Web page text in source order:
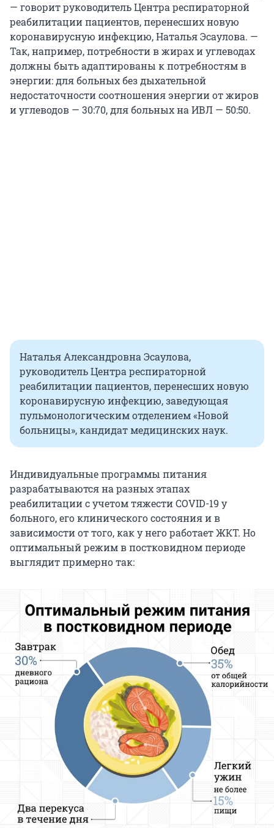
— говорит руководитель Центра респираторной
реабилитации пациентов, перенесших новую
коронавирусную инфекцию, Наталья Эсаулова. —
Так, например, потребности в жирах и углеводах
должны быть адаптированы к потребностям в
энергии: для больных без дыхательной
недостаточности соотношения энергии от жиров
и углеводов — 30:70, для больных на ИВЛ — 50:50.
Наталья Александровна Эсаулова,
руководитель Центра респираторной
реабилитации пациентов, перенесших новую
коронавирусную инфекцию, заведующая
пульмонологическим отделением «Новой
больницы», кандидат медицинских наук.
Индивидуальные программы питания
разрабатываются на разных этапах
реабилитации с учетом тяжести COVID-19 у
больного, его клинического состояния и в
зависимости от того, как у него работает ЖКТ. Но
оптимальный режим в постковидном периоде
выглядит примерно так: